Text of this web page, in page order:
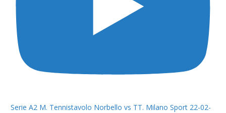
Serie A2 M. Tennistavolo Norbello vs TT. Milano Sport 22-02-